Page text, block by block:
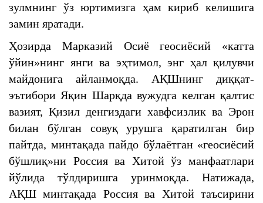
зулмнинг ўз юртимизга ҳам кириб келишига
замин яратади.
Ҳозирда Марказий Осиё геосиёсий «катта
ўйин»нинг янги ва эҳтимол, энг ҳал қилувчи
майдонига айланмоқда. АҚШнинг диққат-
эътибори Яқин Шарқда вужудга келган қалтис
вазият, Қизил денгиздаги хавфсизлик ва Эрон
билан бўлган совуқ урушга қаратилган бир
пайтда, минтақада пайдо бўлаётган «геосиёсий
бўшлиқ»ни Россия ва Хитой ўз манфаатлари
йўлида тўлдиришга уринмоқда. Натижада,
АҚШ минтақада Россия ва Хитой таъсирини